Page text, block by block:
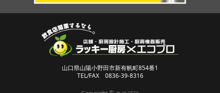
山口県山陽小野田市新有帆町854番1
TEL/FAX 0836-39-8316